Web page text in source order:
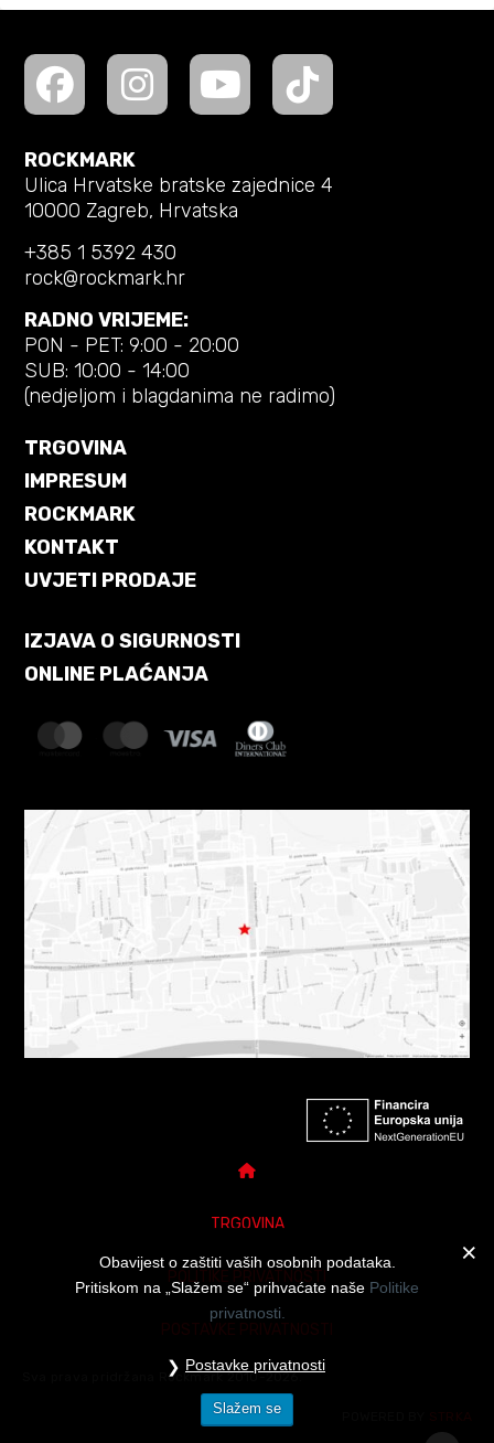
DARUJ POKLON BON
ROCKMARK
Ulica Hrvatske bratske zajednice 4
10000 Zagreb, Hrvatska
+385 1 5392 430
rock@rockmark.hr
RADNO VRIJEME:
PON - PET: 9:00 - 20:00
SUB: 10:00 - 14:00
(nedjeljom i blagdanima ne radimo)
TRGOVINA
IMPRESUM
ROCKMARK
KONTAKT
UVJETI PRODAJE
IZJAVA O SIGURNOSTI
ONLINE PLAĆANJA
TRGOVINA
Sva prava pridržana Rockmark 2010-2026.
Obavijest o zaštiti vaših osobnih podataka.
Pritiskom na „Slažem se“ prihvaćate naše Politike
privatnosti.
Postavke privatnosti
Slažem se